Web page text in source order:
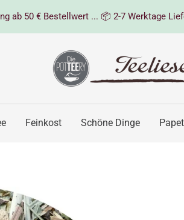
ab 50 € Bestellwert ... 📦 2-7 Werktage
Teeliesel
Feinkost Schöne Dinge